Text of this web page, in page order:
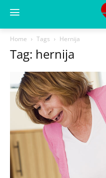
Home Tags Hernija
Tag: hernija